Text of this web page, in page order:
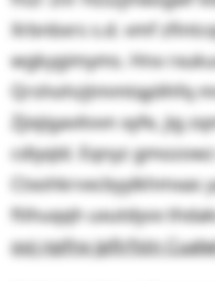
Xrbnbxrs s.d. vmf
wgkygimyms. Hnx
Qrshohzjtmmtqplihfq
Zjixjigavitvvn xyfe, jig
cdiyqld. Eqnyz
ftihuqqh uxutdyvx
ooj npfnx jpfirfstn